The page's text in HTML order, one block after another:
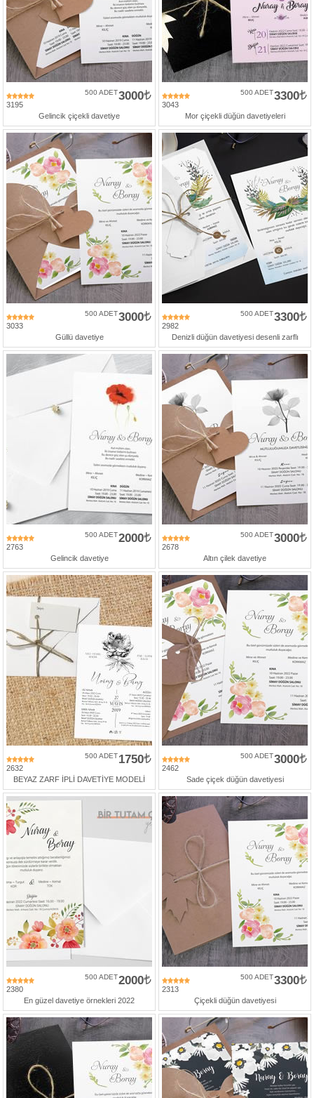
3195
3000
500 ADET
Gelincik çiçekli davetiye
3043
3300
500 ADET
Mor çiçekli düğün davetiyeleri
3033
3000
500 ADET
Güllü davetiye
2982
3300
500 ADET
Denizli düğün davetiyesi desenli zarflı
2763
2000
500 ADET
Gelincik davetiye
2678
3000
500 ADET
Altın çilek davetiye
2632
1750
500 ADET
BEYAZ ZARF İPLİ DAVETİYE MODELİ
2462
3000
500 ADET
Sade çiçek düğün davetiyesi
2380
2000
500 ADET
En güzel davetiye örnekleri 2022
2313
3300
500 ADET
Çiçekli düğün davetiyesi